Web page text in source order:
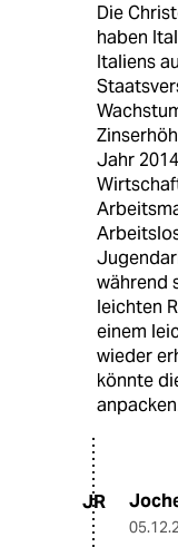
Die
haben
Italiens
Jahr
während
leichten
einem
wieder
könnte
JR